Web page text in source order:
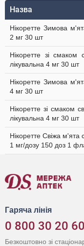
Назва
Нікоретте Зимова
2 мг 30 шт
Нікоретте зі смаком
лікувальна 4 мг 30 шт
Нікоретте Зимова
4 мг 30 шт
Нікоретте зі смаком
лікувальна 4 мг 30 шт
Нікоретте Свіжа
1 мг/дозу 150 доз 1
Гаряча лінія
0 800 30 20 60
Безкоштовно зі